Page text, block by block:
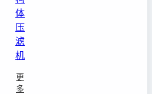
体
压
滤
机
更
多